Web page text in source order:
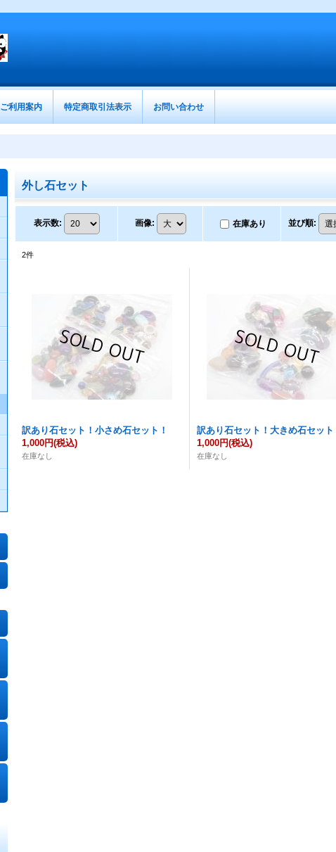
ご利用案内 特定商取引法表示 お問い合わせ
外し石セット
表示数: 画像: 在庫あり 並び順:
2件
訳あり石セット！小さめ石セット！
1,000円(税込)
在庫なし
訳あり石セット！大きめ石セット
1,000円(税込)
在庫なし